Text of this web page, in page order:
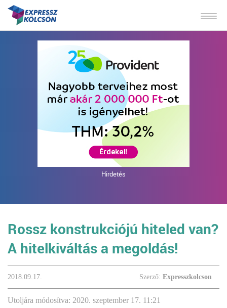
Hirdetés
Rossz konstrukciójú hiteled van?
A hitelkiváltás a megoldás!
2018.09.17. Szerző: Expresszkolcson
Utoljára módosítva: 2020. szeptember 17. 11:21